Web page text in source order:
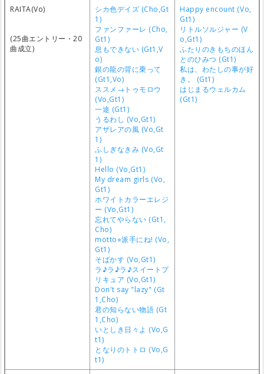
RAITA(Vo)
(25曲エントリー・20
曲成立)
シカ色デイズ (Cho,Gt
1)
ファンファーレ (Cho,
Gt1)
息もできない (Gt1,V
o)
銀の龍の背に乗って
(Gt1,Vo)
ススメ→トゥモロウ
(Vo,Gt1)
一途 (Gt1)
うるわし (Vo,Gt1)
アザレアの風 (Vo,Gt
1)
ふしぎなきみ (Vo,Gt
1)
Hello (Vo,Gt1)
My dream girls (Vo,
Gt1)
ホワイトカラーエレジ
ー (Vo,Gt1)
忘れてやらない (Gt1,
Cho)
motto⭐︎派手にね! (Vo,
Gt1)
そばかす (Vo,Gt1)
ラ♪ラ♪ラ♪スイートプ
リキュア (Vo,Gt1)
Don't say "lazy" (Gt
1,Cho)
君の知らない物語 (Gt
1,Cho)
いとしき日々よ (Vo,G
t1)
となりのトトロ (Vo,G
t1)
Happy encount (Vo,
Gt1)
リトルソルジャー (V
o,Gt1)
ふたりのきもちのほん
とのひみつ (Gt1)
私は、わたしの事が好
き。 (Gt1)
はじまるウェルカム
(Gt1)